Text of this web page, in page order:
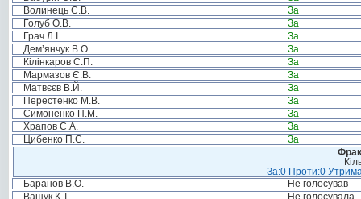
Волинець Є.В.
За
Голуб О.В.
За
Грач Л.І.
За
Дем’янчук В.О.
За
Кілінкаров С.П.
За
Мармазов Є.В.
За
Матвєєв В.Й.
За
Перестенко М.В.
За
Симоненко П.М.
За
Храпов С.А.
За
Цибенко П.С.
За
За:0 Проти:0
Баранов В.О.
Не голосував
Ващук К.Т.
Не голосувала